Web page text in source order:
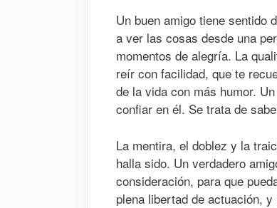
Un buen amigo tiene sentido
a ver las cosas desde una
momentos de alegría. La
reír con facilidad, que te
de la vida con más humor.
confiar en él. Se trata de
La mentira, el doblez y la
halla sido. Un verdadero
consideración, para que
plena libertad de actuación,